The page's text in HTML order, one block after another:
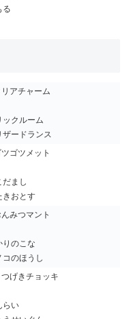
アチャーム
ルーム
ードランス
ゴツメット
まし
おとす
みつマント
のこな
のほうし
げきチョッキ
い